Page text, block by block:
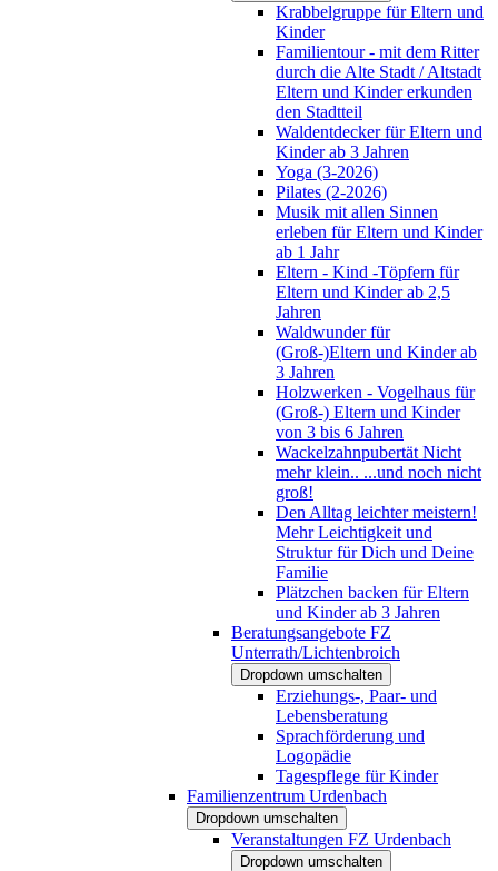
Krabbelgruppe für Eltern und
Kinder
Familientour - mit dem Ritter
durch die Alte Stadt / Altstadt
Eltern und Kinder erkunden
den Stadtteil
Waldentdecker für Eltern und
Kinder ab 3 Jahren
Yoga (3-2026)
Pilates (2-2026)
Musik mit allen Sinnen
erleben für Eltern und Kinder
ab 1 Jahr
Eltern - Kind -Töpfern für
Eltern und Kinder ab 2,5
Jahren
Waldwunder für
(Groß-)Eltern und Kinder ab
3 Jahren
Holzwerken - Vogelhaus für
(Groß-) Eltern und Kinder
von 3 bis 6 Jahren
Wackelzahnpubertät Nicht
mehr klein.. ...und noch nicht
groß!
Den Alltag leichter meistern!
Mehr Leichtigkeit und
Struktur für Dich und Deine
Familie
Plätzchen backen für Eltern
und Kinder ab 3 Jahren
Beratungsangebote FZ
Unterrath/Lichtenbroich
Dropdown umschalten
Erziehungs-, Paar- und
Lebensberatung
Sprachförderung und
Logopädie
Tagespflege für Kinder
Familienzentrum Urdenbach
Dropdown umschalten
Veranstaltungen FZ Urdenbach
Dropdown umschalten